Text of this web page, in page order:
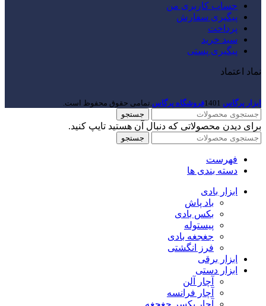
حساب کاربری من
پیگیری سفارش
پرداخت
سبد خرید
پیگیری پستی
نماد اعتماد
ابزار پرگاس 1401فروشگاه پرگاس.تمامی حقوق محفوظ است.
جستجو
برای دیدن محصولاتی که دنبال آن هستید تایپ کنید.
جستجو
فهرست
دسته بندی ها
ابزار بادی
باد پاش
بکس بادی
پیستوله
جغجغه بادی
فرز انگشتی
ابزار برقی
ابزار دستی
آچار آلن
آچار فرانسه
آچار یکسر جغجغه